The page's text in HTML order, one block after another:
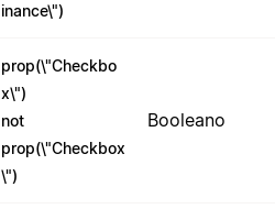
inance\")
prop(\"Checkbo
x\")
not
prop(\"Checkbox
\")
Booleano